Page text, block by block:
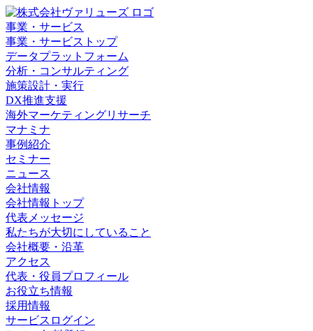
事業・サービス
事業・サービストップ
データプラットフォーム
分析・コンサルティング
施策設計・実行
DX推進支援
海外マーケティングリサーチ
マナミナ
事例紹介
セミナー
ニュース
会社情報
会社情報トップ
代表メッセージ
私たちが大切にしていること
会社概要・沿革
アクセス
代表・役員プロフィール
お役立ち情報
採用情報
サービスログイン